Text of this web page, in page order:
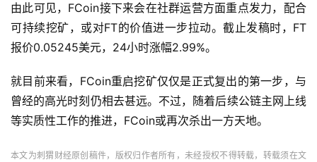
由此可见，FCoin接下来会在社群运营方面重点发力，配合
可持续挖矿，或对FT的价值进一步拉动。截止发稿时，FT
报价0.05245美元，24小时涨幅2.99%。
就目前来看，FCoin重启挖矿仅仅是正式复出的第一步，与
曾经的高光时刻仍相去甚远。不过，随着后续公链主网上线
等实质性工作的推进，FCoin或再次杀出一方天地。
本文为刺猬财经原创稿件，版权归作者所有，未经授权不得转载，转载须在文